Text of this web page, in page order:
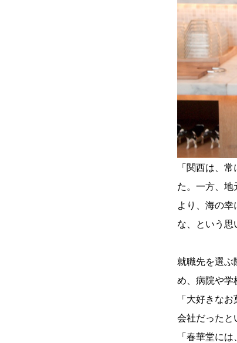
「関西は、
た。一方、
より、海の
な、という思
就職先を選ぶ
め、病院や学
「大好きな
会社だったと
「春華堂に